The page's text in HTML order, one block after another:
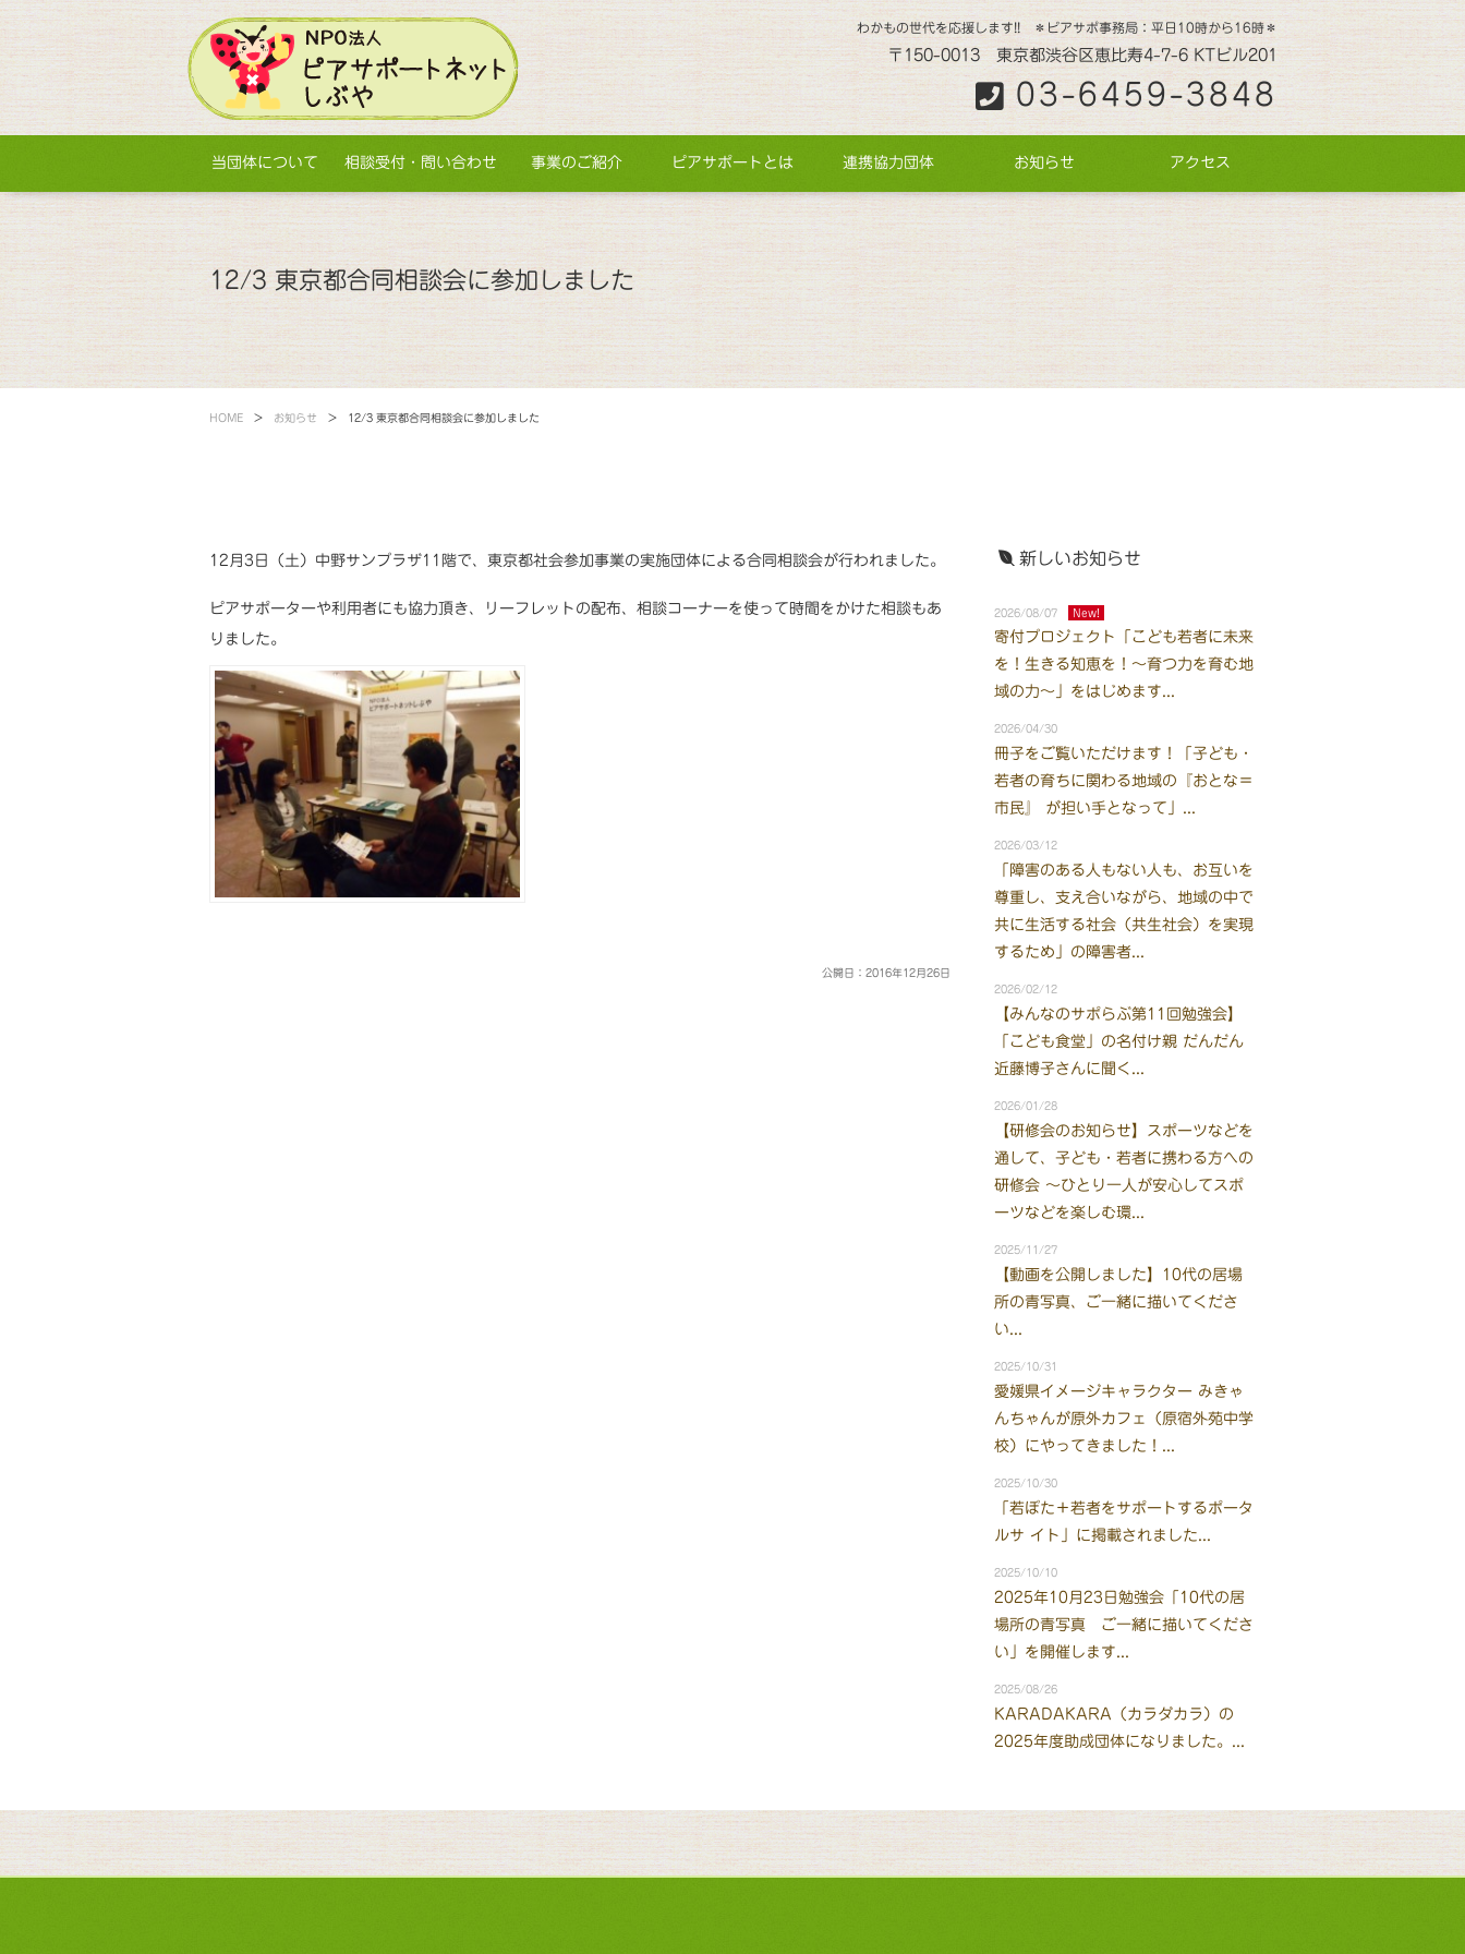
わかもの世代を応援します!! ＊ピアサポ事務局：平日10時から16時＊
〒150-0013 東京都渋谷区恵比寿4-7-6 KTビル201
03-6459-3848
当団体について 相談受付・問い合わせ 事業のご紹介 ピアサポートとは 連携協力団体 お知らせ アクセス
12/3 東京都合同相談会に参加しました
HOME > お知らせ > 12/3 東京都合同相談会に参加しました
12月3日（土）中野サンプラザ11階で、東京都社会参加事業の実施団体による合同相談会が行われました。
ピアサポーターや利用者にも協力頂き、リーフレットの配布、相談コーナーを使って時間をかけた相談もあ
りました。
公開日： 2016年12月26日
新しいお知らせ
2026/08/07 New!
寄付プロジェクト「こども若者に未来
を！生きる知恵を！～育つ力を育む地
域の力～」をはじめます...
2026/04/30
冊子をご覧いただけます！「子ども・
若者の育ちに関わる地域の『おとな＝
市民』 が担い手となって」...
2026/03/12
「障害のある人もない人も、お互いを
尊重し、支え合いながら、地域の中で
共に生活する社会（共生社会）を実現
するため」の障害者...
2026/02/12
【みんなのサポらぶ第11回勉強会】
「こども食堂」の名付け親 だんだん
近藤博子さんに聞く...
2026/01/28
【研修会のお知らせ】スポーツなどを
通して、子ども・若者に携わる方への
研修会 ～ひとり一人が安心してスポ
ーツなどを楽しむ環...
2025/11/27
【動画を公開しました】10代の居場
所の青写真、ご一緒に描いてくださ
い...
2025/10/31
愛媛県イメージキャラクター みきゃ
んちゃんが原外カフェ（原宿外苑中学
校）にやってきました！...
2025/10/30
「若ぽた＋若者をサポートするポータ
ルサ イト」に掲載されました...
2025/10/10
2025年10月23日勉強会「10代の居
場所の青写真 ご一緒に描いてくださ
い」を開催します...
2025/08/26
KARADAKARA（カラダカラ）の
2025年度助成団体になりました。...